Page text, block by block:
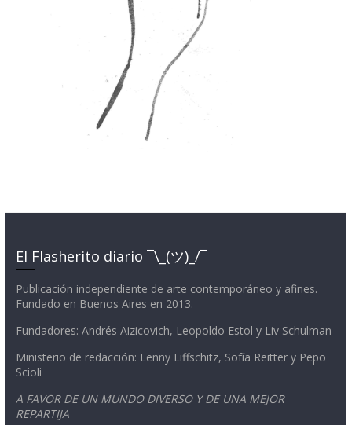
El Flasherito diario ¯\_(ツ)_/¯
Publicación independiente de arte contemporáneo y afines.
Fundado en Buenos Aires en 2013.
Fundadores: Andrés Aizicovich, Leopoldo Estol y Liv Schulman
Ministerio de redacción: Lenny Liffschitz, Sofía Reitter y Pepo
Scioli
A FAVOR DE UN MUNDO DIVERSO Y DE UNA MEJOR
REPARTIJA